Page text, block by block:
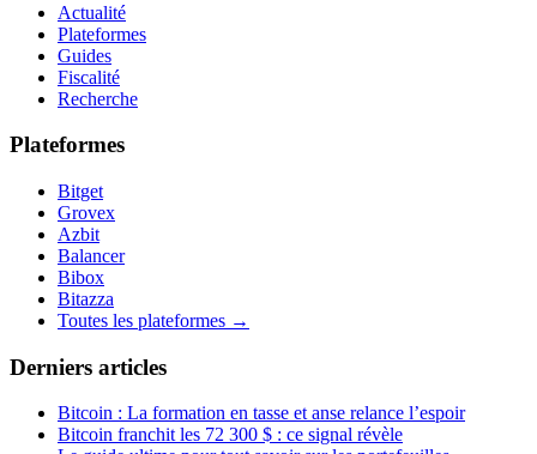
Actualité
Plateformes
Guides
Fiscalité
Recherche
Plateformes
Bitget
Grovex
Azbit
Balancer
Bibox
Bitazza
Toutes les plateformes →
Derniers articles
Bitcoin : La formation en tasse et anse relance l’espoir
Bitcoin franchit les 72 300 $ : ce signal révèle